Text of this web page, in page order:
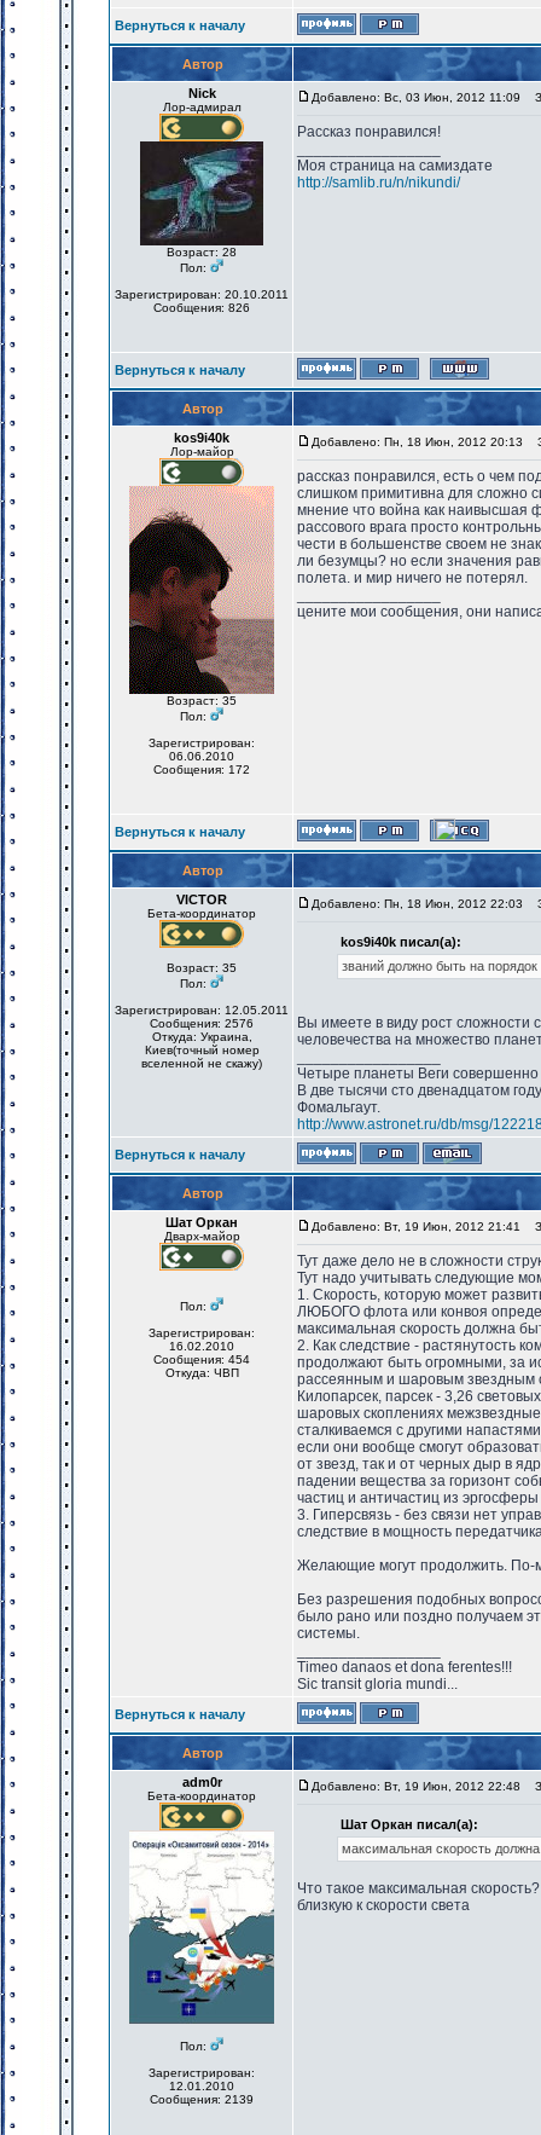
Вернуться к началу
Автор
Nick
Лор-адмирал
Возраст: 28
Пол:
Зарегистрирован: 20.10.2011
Сообщения: 826
Добавлено: Вс, 03 Июн, 2012 11:09
Рассказ понравился!
Моя страница на самиздате
http://samlib.ru/n/nikundi/
Вернуться к началу
Автор
kos9i40k
Лор-майор
Возраст: 35
Пол:
Зарегистрирован:
06.06.2010
Сообщения: 172
Добавлено: Пн, 18 Июн, 2012 20:13
рассказ понравился, есть о чем
слишком примитивна для сложно
мнение что война как наивысшая
рассового врага просто
чести в большенстве своем не
ли безумцы? но если значения
полета. и мир ничего не потерял.
цените мои сообщения, они
Вернуться к началу
Автор
VICTOR
Бета-координатор
Возраст: 35
Пол:
Зарегистрирован: 12.05.2011
Сообщения: 2576
Откуда: Украина,
Киев(точный номер
вселенной не скажу)
Добавлено: Пн, 18 Июн, 2012 22:03
kos9i40k писал(а):
званий должно быть на
Вы имеете в виду рост сложности
человечества на множество
Четыре планеты Веги
В две тысячи сто двенадцатом
Фомальгаут.
http://www.astronet.ru/db/msg/
Вернуться к началу
Автор
Шат Оркан
Дварх-майор
Пол:
Зарегистрирован:
16.02.2010
Сообщения: 454
Откуда: ЧВП
Добавлено: Вт, 19 Июн, 2012 21:41
Тут даже дело не в сложности
Тут надо учитывать следующие
1. Скорость, которую может
ЛЮБОГО флота или конвоя
максимальная скорость должна
2. Как следствие - растянутость
продолжают быть огромными, за
рассеянным и шаровым звездным
Килопарсек, парсек - 3,26
шаровых скоплениях
сталкиваемся с другими
если они вообще смогут
от звезд, так и от черных дыр в
падении вещества за горизонт
частиц и античастиц из
3. Гиперсвязь - без связи нет
следствие в мощность
Желающие могут продолжить. По-
Без разрешения подобных
было рано или поздно получаем
системы.
Timeo danaos et dona ferentes!!!
Sic transit gloria mundi...
Вернуться к началу
Автор
adm0r
Бета-координатор
Пол:
Зарегистрирован:
12.01.2010
Сообщения: 2139
Добавлено: Вт, 19 Июн, 2012 22:48
Шат Оркан писал(а):
максимальная скорость
Что такое максимальная
близкую к скорости света